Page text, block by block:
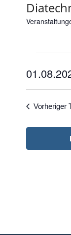
Datum
Vorheriger